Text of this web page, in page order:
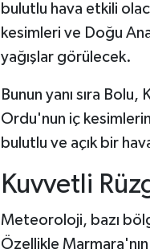
bulutlu hava etkili
kesimleri ve Doğu
yağışlar görülecek.
Bunun yanı sıra
Ordu'nun iç
bulutlu ve açık bir
Kuvvetli
Meteoroloji, bazı
Özellikle Marmara'nın